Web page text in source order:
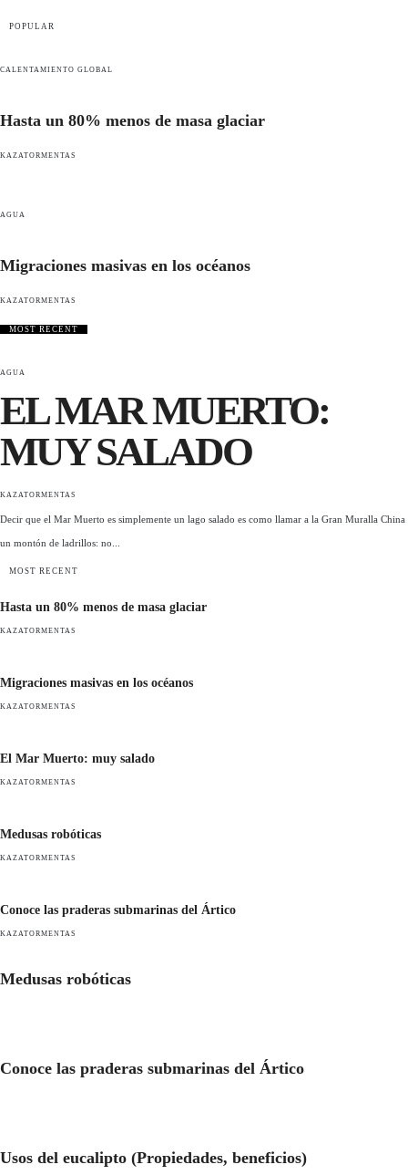
POPULAR
CALENTAMIENTO GLOBAL
Hasta un 80% menos de masa glaciar
KAZATORMENTAS
AGUA
Migraciones masivas en los océanos
KAZATORMENTAS
MOST RECENT
AGUA
EL MAR MUERTO:
MUY SALADO
KAZATORMENTAS
Decir que el Mar Muerto es simplemente un lago salado es como llamar a la Gran Muralla China
un montón de ladrillos: no...
MOST RECENT
Hasta un 80% menos de masa glaciar
KAZATORMENTAS
Migraciones masivas en los océanos
KAZATORMENTAS
El Mar Muerto: muy salado
KAZATORMENTAS
Medusas robóticas
KAZATORMENTAS
Conoce las praderas submarinas del Ártico
KAZATORMENTAS
Medusas robóticas
Conoce las praderas submarinas del Ártico
Usos del eucalipto (Propiedades, beneficios)